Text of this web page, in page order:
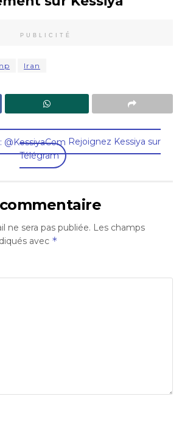
PUBLICITÉ
Iran
Rejoignez Kessiya sur
Télégram
ne sera pas publiée. Les champs
avec *